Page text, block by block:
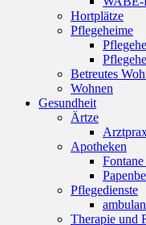
Hortplätze
Pflegeheime
Betreutes
Wohnen
Gesundheit
Ärtze
Apotheken
Pflegedienste
Therapie und